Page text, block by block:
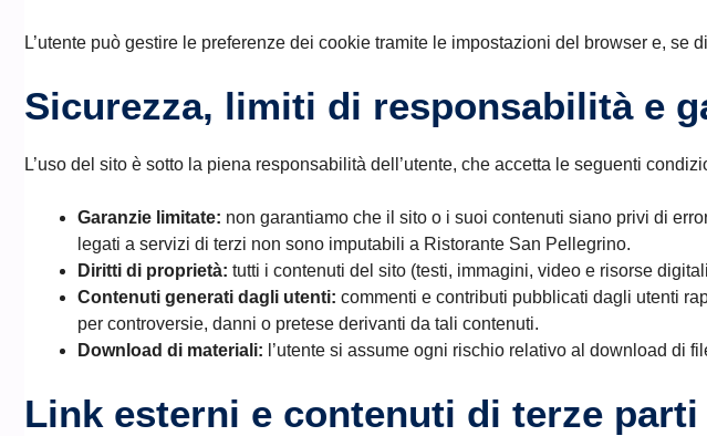
L’utente può gestire le preferenze dei cookie tramite le impostazioni del browser e, se
Sicurezza, limiti di responsabilità e
L’uso del sito è sotto la piena responsabilità dell’utente, che accetta le seguenti
Garanzie limitate: non garantiamo che il sito o i suoi contenuti siano privi di
legati a servizi di terzi non sono imputabili a Ristorante San Pellegrino.
Diritti di proprietà: tutti i contenuti del sito (testi, immagini, video e risorse
Contenuti generati dagli utenti: commenti e contributi pubblicati dagli utenti
per controversie, danni o pretese derivanti da tali contenuti.
Download di materiali: l’utente si assume ogni rischio relativo al download di
Link esterni e contenuti di terze parti